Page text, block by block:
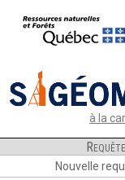
à la
Nouvelle